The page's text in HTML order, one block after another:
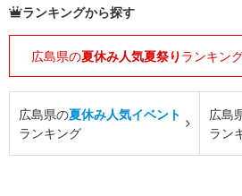
ランキングから探す
広島県の夏休み人気夏祭り ランキン
広島県の夏休み人気イベント
ランキング
広島
ラン